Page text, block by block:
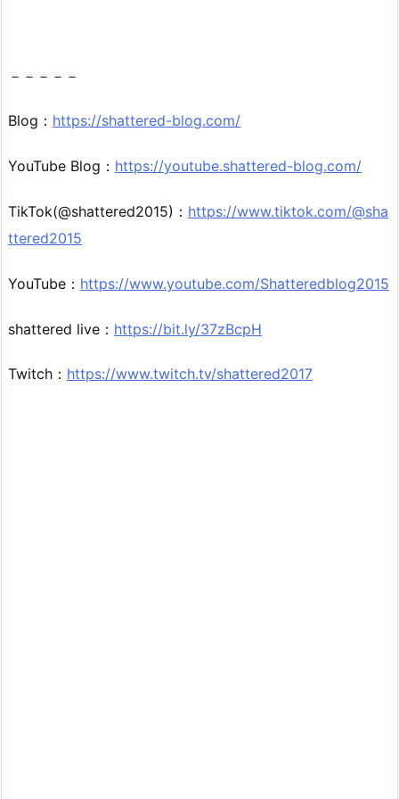
－－－－－
Blog： https://shattered-blog.com/
YouTube Blog： https://youtube.shattered-blog.com/
TikTok(@shattered2015)： https://www.tiktok.com/@sha
ttered2015
YouTube： https://www.youtube.com/Shatteredblog2015
shattered live： https://bit.ly/37zBcpH
Twitch： https://www.twitch.tv/shattered2017